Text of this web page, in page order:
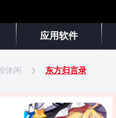
应用软件
休闲 东方归言录